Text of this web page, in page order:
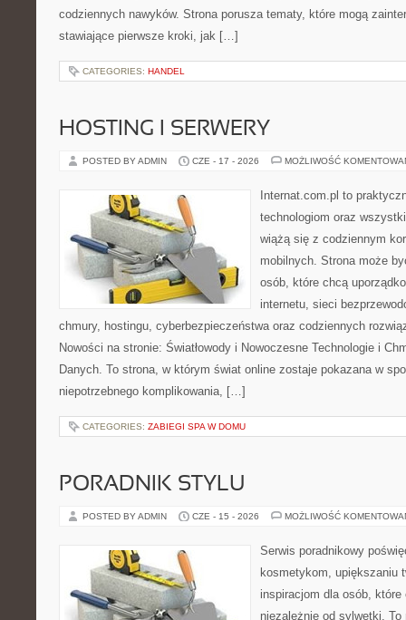
codziennych nawyków. Strona porusza tematy, które mogą
stawiające pierwsze kroki, jak […]
CATEGORIES: HANDEL
HOSTING I SERWERY
POSTED BY ADMIN CZE - 17 - 2026 MOŻLIWOŚĆ
Internat.com.pl to
technologiom oraz
wiążą się z codziennym
mobilnych. Strona może
osób, które chcą
internetu, sieci
chmury, hostingu, cyberbezpieczeństwa oraz codziennych
Nowości na stronie: Światłowody i Nowoczesne Technologie i
Danych. To strona, w którym świat online zostaje pokazana w
niepotrzebnego komplikowania, […]
CATEGORIES: ZABIEGI SPA W DOMU
PORADNIK STYLU
POSTED BY ADMIN CZE - 15 - 2026 MOŻLIWOŚĆ
Serwis poradnikowy
kosmetykom, upiększaniu
inspiracjom dla osób,
niezależnie od sylwetki.